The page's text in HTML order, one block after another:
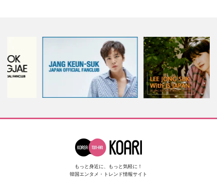
もっと身近に、もっと気軽に！
韓国エンタメ・トレンド情報サイト